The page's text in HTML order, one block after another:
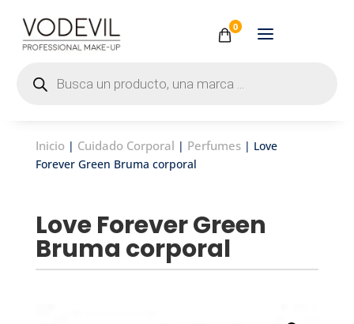
0
productos
Inicio| Cuidado Corporal | Perfumes| Love
Forever Green Bruma corporal
Love Forever Green
Bruma corporal